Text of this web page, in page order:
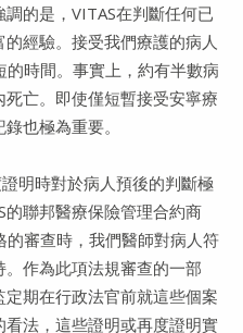
的是，VITAS在判斷任何已
經驗。接受我們療護的病人
時間。事實上，約有半數病
亡。即使僅短暫接受安寧療
也極為重要。
明時對於病人預後的判斷極
的聯邦醫療保險管理合約商
的審查時，我們醫師對病人符
作為此項法規審查的一部
期在行政法官前就這些個案
法，這些證明或再度證明實